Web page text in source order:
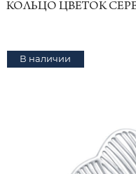
КОЛЬЦО ЦВЕТОК
В наличии